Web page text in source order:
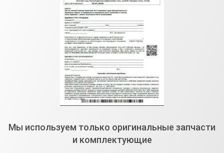
Мы используем только оригинальные запчасти
и комплектующие